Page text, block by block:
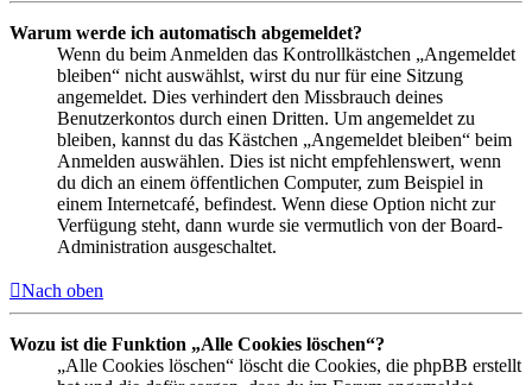
Warum werde ich automatisch abgemeldet?
Wenn du beim Anmelden das Kontrollkästchen „Angemeldet
bleiben“ nicht auswählst, wirst du nur für eine Sitzung
angemeldet. Dies verhindert den Missbrauch deines
Benutzerkontos durch einen Dritten. Um angemeldet zu
bleiben, kannst du das Kästchen „Angemeldet bleiben“ beim
Anmelden auswählen. Dies ist nicht empfehlenswert, wenn
du dich an einem öffentlichen Computer, zum Beispiel in
einem Internetcafé, befindest. Wenn diese Option nicht zur
Verfügung steht, dann wurde sie vermutlich von der Board-
Administration ausgeschaltet.
Nach oben
Wozu ist die Funktion „Alle Cookies löschen“?
„Alle Cookies löschen“ löscht die Cookies, die phpBB erstellt